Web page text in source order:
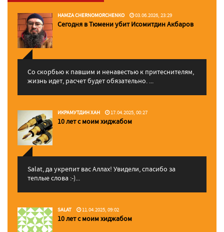
HAMZA CHERNOMORCHENKO 03.06.2026, 23:29
Сегодня в Тюмени убит Исомитдин Акбаров
Со скорбью к павшим и ненавестью к притеснителям,
жизнь идет, расчет будет обязательно. ...
ИКРАМУТДИН ХАН 17.04.2025, 00:27
10 лет с моим хиджабом
Salat, да укрепит вас Аллаx! Увидели, спасибо за
теплые слова :-)...
SALAT 11.04.2025, 09:02
10 лет с моим хиджабом